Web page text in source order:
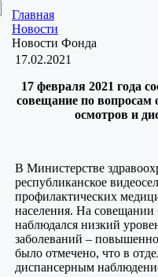
Главная
Новости
Новости Фонда
17.02.2021
17 февраля 2021 года
совещание по вопросам
осмотров и
В Министерстве
республиканское
профилактических
населения. На совещании
наблюдался низкий
заболеваний –
было отмечено, что в
диспансерным